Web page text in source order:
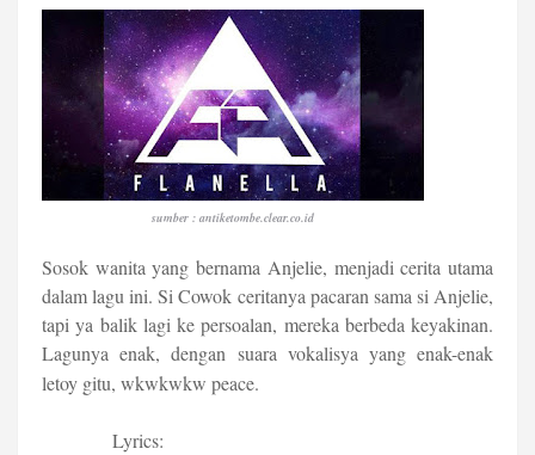
sumber : antiketombe.clear.co.id
Sosok wanita yang bernama Anjelie, menjadi cerita utama
dalam lagu ini. Si Cowok ceritanya pacaran sama si Anjelie,
tapi ya balik lagi ke persoalan, mereka berbeda keyakinan.
Lagunya enak, dengan suara vokalisya yang enak-enak
letoy gitu, wkwkwkw peace.
Lyrics: